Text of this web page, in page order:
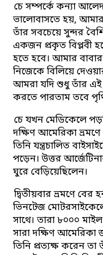
চে সম্পর্কে কন্যা
ভালোবাসতে হয়,
তাঁর সবচেয়ে সুন্দর
একজন প্রকৃত বিপ্লবী
হতে হবে। আমার
নিজেকে বিলিয়ে
আমরা যদি শুধু তাঁর
করতে পারতাম তবে
চে যখন মেডিকেলে
দক্ষিণ আমেরিকা
তিনি যন্ত্রচালিত
পড়েন। উত্তর
ঘুরে বেড়িয়েছিলেন।
দ্বিতীয়বার ভ্রমণে
ভিনটেজ
সাথে। তারা ৮০০০
সারা দক্ষিণ আমেরিকা
তিনি প্রত্যক্ষ করেন তা